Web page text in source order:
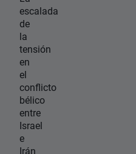
escalada
de
la
tensión
en
el
conflicto
bélico
entre
Israel
e
Irán